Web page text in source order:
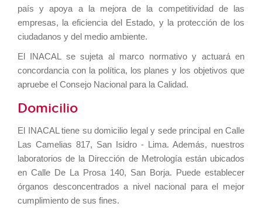
país y apoya a la mejora de la competitividad de las
empresas, la eficiencia del Estado, y la protección de los
ciudadanos y del medio ambiente.
El INACAL se sujeta al marco normativo y actuará en
concordancia con la política, los planes y los objetivos que
apruebe el Consejo Nacional para la Calidad.
Domicilio
El INACAL tiene su domicilio legal y sede principal en Calle
Las Camelias 817, San Isidro - Lima. Además, nuestros
laboratorios de la Dirección de Metrología están ubicados
en Calle De La Prosa 140, San Borja. Puede establecer
órganos desconcentrados a nivel nacional para el mejor
cumplimiento de sus fines.